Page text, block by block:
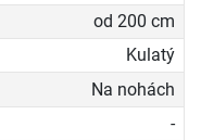
od 200 cm
Kulatý
Na nohách
-